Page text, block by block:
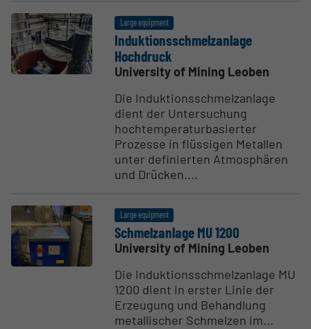
Large equipment
Induk­tionssch­melzanlage
Hochdruck
University of Mining Leoben
Die Induktionsschmelzanlage
dient der Untersuchung
hochtemperaturbasierter
Prozesse in flüssigen Metallen
unter definierten Atmosphären
und Drücken....
Large equipment
Schmelzanlage MU 1200
University of Mining Leoben
Die Induktionsschmelzanlage MU
1200 dient in erster Linie der
Erzeugung und Behandlung
metallischer Schmelzen im...